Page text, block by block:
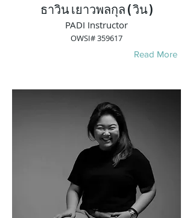
ธาวิน เยาวพลกุล ( วิน )
PADI Instructor
OWSI# 359617
Read More